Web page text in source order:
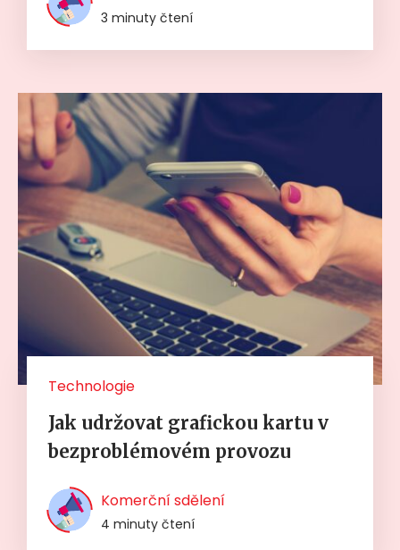
3 minuty čtení
Technologie
Jak udržovat grafickou kartu v
bezproblémovém provozu
Komerční sdělení
4 minuty čtení